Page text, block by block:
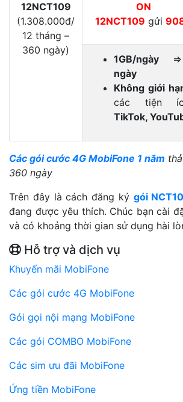
12NCT109
(1.308.000đ/
12 tháng –
360 ngày)
ON
12NCT109 gửi
1GB/ngày ⇒
ngày
Không giới
các tiện
TikTok,
Các gói cước 4G MobiFone 1 năm
360 ngày
Trên đây là cách đăng ký gói
đang được yêu thích. Chúc bạn cài
và có khoảng thời gian sử dụng hài
Hỗ trợ và dịch vụ
Khuyến mãi MobiFone
Các gói cước 4G MobiFone
Gói gọi nội mạng MobiFone
Các gói COMBO MobiFone
Các sim ưu đãi MobiFone
Ứng tiền MobiFone